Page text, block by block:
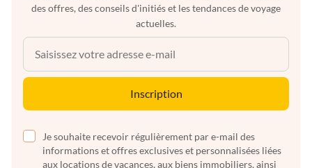
des offres, des conseils d'initiés et les tendances de voyage
actuelles.
Inscription
Je souhaite recevoir régulièrement par e-mail des
informations et offres exclusives et personnalisées liées
aux locations de vacances, aux biens immobiliers, ainsi